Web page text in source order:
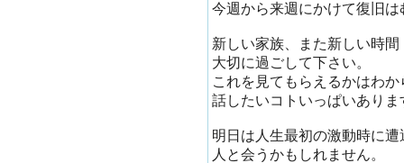
今週から来週にかけて復旧
新しい家族、また新しい時間
大切に過ごして下さい。
これを見てもらえるかはわ
話したいコトいっぱいありま
明日は人生最初の激動時に
人と会うかもしれません。